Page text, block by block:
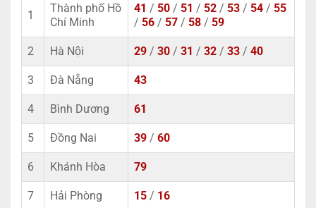
1
Thành phố Hồ
Chí Minh
41 / 50 / 51 / 52 / 53 / 54 / 55
/ 56 / 57 / 58 / 59
2 Hà Nội 29 / 30 / 31 / 32 / 33 / 40
3 Đà Nẵng 43
4 Bình Dương 61
5 Đồng Nai 39 / 60
6 Khánh Hòa 79
7 Hải Phòng 15 / 16